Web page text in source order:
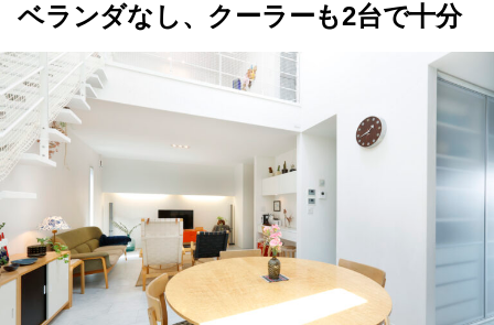
ベランダなし、クーラーも2台で十分